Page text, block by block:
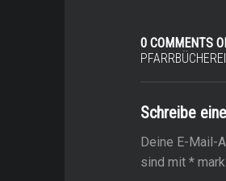
0 COMMENTS
Schreibe
Deine E-Mail-
sind mit*